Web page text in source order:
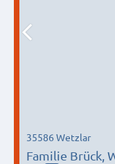
Familie Brück,
35586 Wetzlar